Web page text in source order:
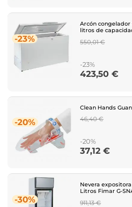
-23%
Arcón congelador
litros de
Regular
550,01 €
-23%
Price
423,50 €
-20%
Clean Hands
Regular
46,40 €
-20%
Price
37,12 €
-30%
Nevera
Litros Fimar G-
Regular
911,13 €